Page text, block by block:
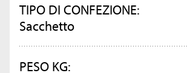
TIPO DI CONFEZIONE:
Sacchetto
PESO KG: